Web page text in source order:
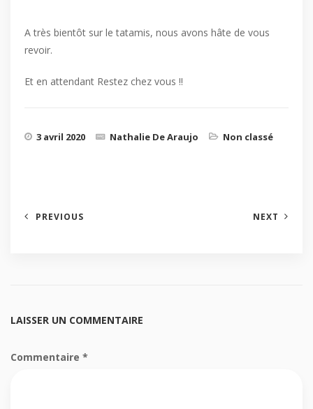
A très bientôt sur le tatamis, nous avons hâte de vous
revoir.
Et en attendant Restez chez vous !!
3 avril 2020 Nathalie De Araujo Non classé
PREVIOUS NEXT
LAISSER UN COMMENTAIRE
Commentaire *